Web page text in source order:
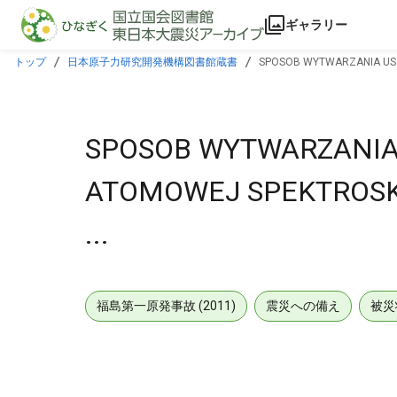
本文に飛ぶ
ギャラリー
トップ 日本原子力研究開発機構図書館蔵書 SPOSOB WYTWARZANIA
SPOSOB
ATOMOWEJ
...
福島第一原発事故 (2011) 震災への備え 被災